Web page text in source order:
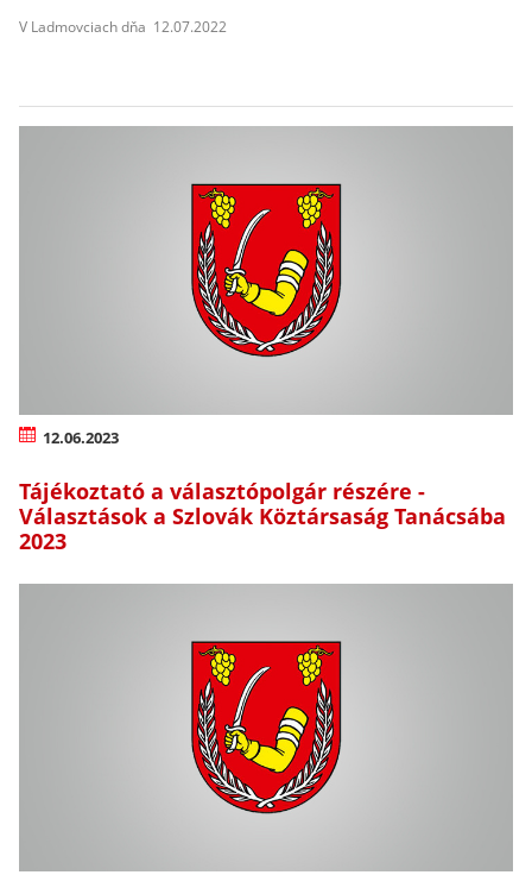
V Ladmovciach dňa 12.07.2022
12.06.2023
Tájékoztató a választópolgár részére -
Választások a Szlovák Köztársaság Tanácsába
2023